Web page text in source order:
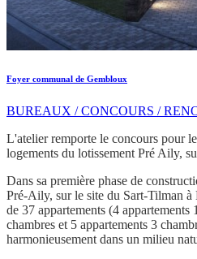
Foyer communal de Gembloux
BUREAUX / CONCOURS /
L'atelier remporte le concours pour
logements du lotissement Pré Aily,
Dans sa première phase de
Pré-Aily, sur le site du Sart-Tilman
de 37 appartements (4 appartements
chambres et 5 appartements 3
harmonieusement dans un milieu